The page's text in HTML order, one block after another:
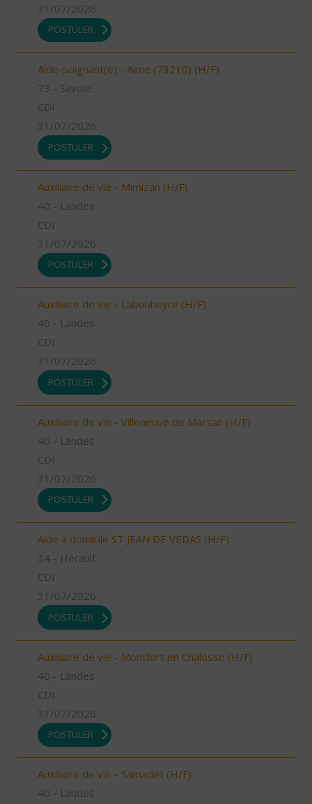
31/07/2026
POSTULER
Aide-soignant(e) - Aime (73210) (H/F)
73 - Savoie
CDI
31/07/2026
POSTULER
Auxiliaire de vie - Mimizan (H/F)
40 - Landes
CDI
31/07/2026
POSTULER
Auxiliaire de vie - Labouheyre (H/F)
40 - Landes
CDI
31/07/2026
POSTULER
Auxiliaire de vie - Villeneuve de Marsan (H/F)
40 - Landes
CDI
31/07/2026
POSTULER
Aide à domicile ST JEAN DE VEDAS (H/F)
34 - Hérault
CDI
31/07/2026
POSTULER
Auxiliaire de vie - Montfort en Chalosse (H/F)
40 - Landes
CDI
31/07/2026
POSTULER
Auxiliaire de vie - Samadet (H/F)
40 - Landes